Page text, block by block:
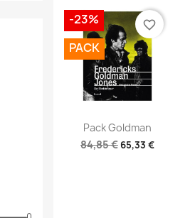
Aperçu rapide
Pack Goldman
84,85 € 65,33 €
-23%
PACK
favorite_border